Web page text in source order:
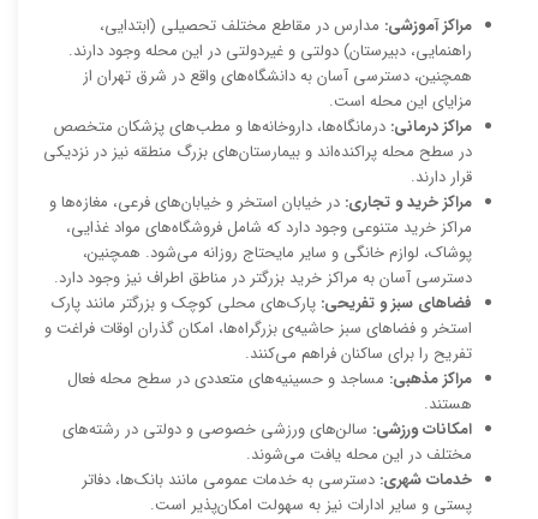
مراکز آموزشی: مدارس در مقاطع مختلف تحصیلی (ابتدایی،
راهنمایی، دبیرستان) دولتی و غیردولتی در این محله وجود دارند.
همچنین، دسترسی آسان به دانشگاه‌های واقع در شرق تهران از
مزایای این محله است.
مراکز درمانی: درمانگاه‌ها، داروخانه‌ها و مطب‌های پزشکان متخصص
در سطح محله پراکنده‌اند و بیمارستان‌های بزرگ منطقه نیز در نزدیکی
قرار دارند.
مراکز خرید و تجاری: در خیابان استخر و خیابان‌های فرعی، مغازه‌ها و
مراکز خرید متنوعی وجود دارد که شامل فروشگاه‌های مواد غذایی،
پوشاک، لوازم خانگی و سایر مایحتاج روزانه می‌شود. همچنین،
دسترسی آسان به مراکز خرید بزرگتر در مناطق اطراف نیز وجود دارد.
فضاهای سبز و تفریحی: پارک‌های محلی کوچک و بزرگتر مانند پارک
استخر و فضاهای سبز حاشیه‌ی بزرگراه‌ها، امکان گذران اوقات فراغت و
تفریح را برای ساکنان فراهم می‌کنند.
مراکز مذهبی: مساجد و حسینیه‌های متعددی در سطح محله فعال
هستند.
امکانات ورزشی: سالن‌های ورزشی خصوصی و دولتی در رشته‌های
مختلف در این محله یافت می‌شوند.
خدمات شهری: دسترسی به خدمات عمومی مانند بانک‌ها، دفاتر
پستی و سایر ادارات نیز به سهولت امکان‌پذیر است.